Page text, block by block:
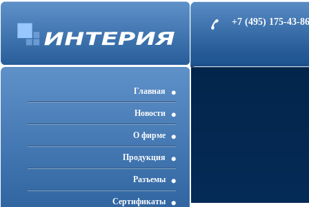
+7 (495) 175-43-
Главная
Новости
О фирме
Продукция
Разъемы
Cертификаты